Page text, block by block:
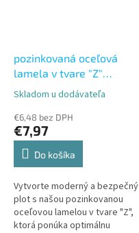
pozinkovaná oceľová
lamela v tvare "Z"
23x34x23x1,5mm,
Priemerné
produktu
je
5,0
hviezdičiek.
Skladom u dodávateľa
€6,48 bez DPH
€7,97
Do košíka
Vytvorte moderný a bezpečný
plot s našou pozinkovanou
oceľovou lamelou v tvare "Z",
ktorá ponúka optimálnu